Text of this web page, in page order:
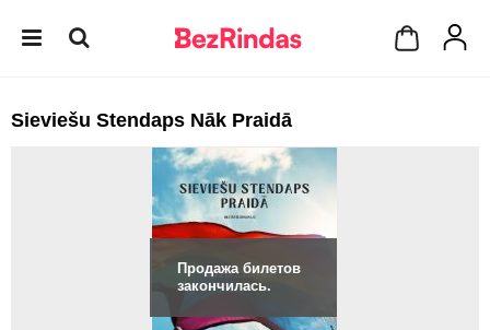
Sieviešu Stendaps Nāk Praidā
Продажа билетов
закончилась.